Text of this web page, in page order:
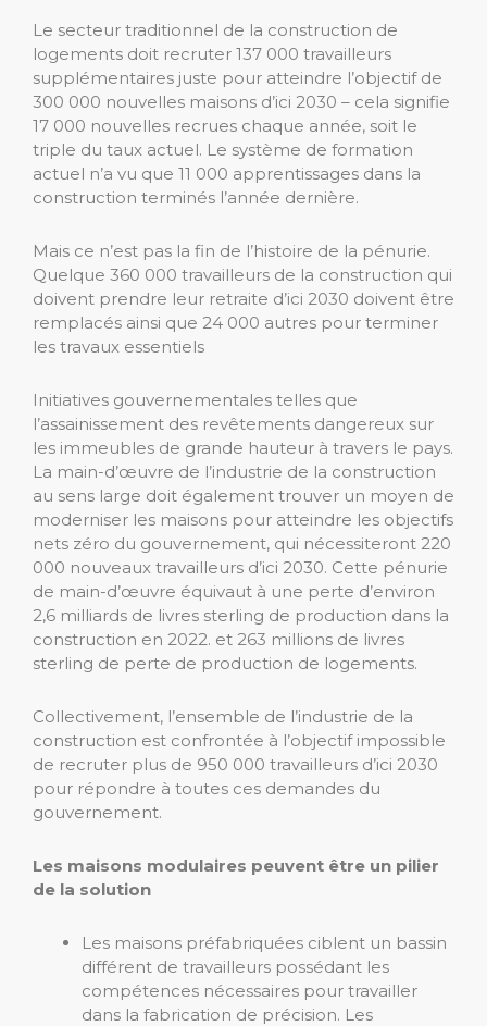
Le secteur traditionnel de la construction de
logements doit recruter 137 000 travailleurs
supplémentaires juste pour atteindre l’objectif de
300 000 nouvelles maisons d’ici 2030 – cela signifie
17 000 nouvelles recrues chaque année, soit le
triple du taux actuel. Le système de formation
actuel n’a vu que 11 000 apprentissages dans la
construction terminés l’année dernière.
Mais ce n’est pas la fin de l’histoire de la pénurie.
Quelque 360 ​​000 travailleurs de la construction qui
doivent prendre leur retraite d’ici 2030 doivent être
remplacés ainsi que 24 000 autres pour terminer
les travaux essentiels
Initiatives gouvernementales telles que
l’assainissement des revêtements dangereux sur
les immeubles de grande hauteur à travers le pays.
La main-d’œuvre de l’industrie de la construction
au sens large doit également trouver un moyen de
moderniser les maisons pour atteindre les objectifs
nets zéro du gouvernement, qui nécessiteront 220
000 nouveaux travailleurs d’ici 2030. Cette pénurie
de main-d’œuvre équivaut à une perte d’environ
2,6 milliards de livres sterling de production dans la
construction en 2022. et 263 millions de livres
sterling de perte de production de logements.
Collectivement, l’ensemble de l’industrie de la
construction est confrontée à l’objectif impossible
de recruter plus de 950 000 travailleurs d’ici 2030
pour répondre à toutes ces demandes du
gouvernement.
Les maisons modulaires peuvent être un pilier
de la solution
Les maisons préfabriquées ciblent un bassin
différent de travailleurs possédant les
compétences nécessaires pour travailler
dans la fabrication de précision. Les